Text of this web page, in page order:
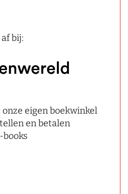
bij:
onze eigen boekwinkel
en betalen
books